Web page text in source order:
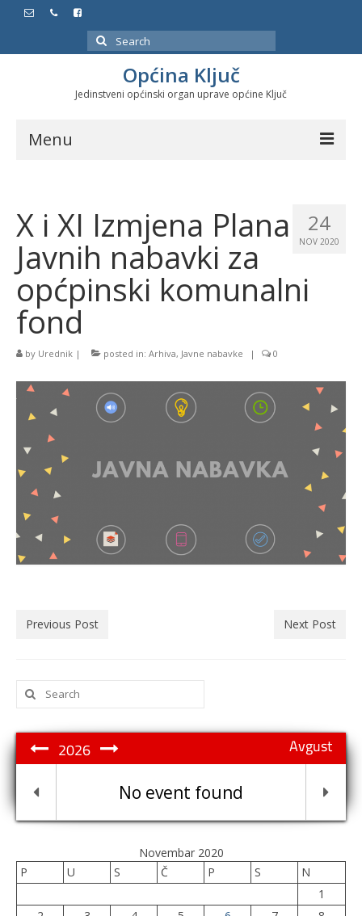
Search
for:
Općina Ključ
Jedinstveni općinski organ uprave općine Ključ
Menu
Službeni glasnici
Javne nabavke
Značajni datumi i manifestacije
Program energetske efikasnosti u stambenom
sektoru
24
NOV 2020
X i XI Izmjena Plana
Javnih nabavki za
općpinski komunalni
fond
by Urednik | posted in: Arhiva, Javne nabavke | 0
Previous Post Next Post
Search
for:
Avgust
2026
No event found
Novembar 2020
P
U S Č P S
N
1